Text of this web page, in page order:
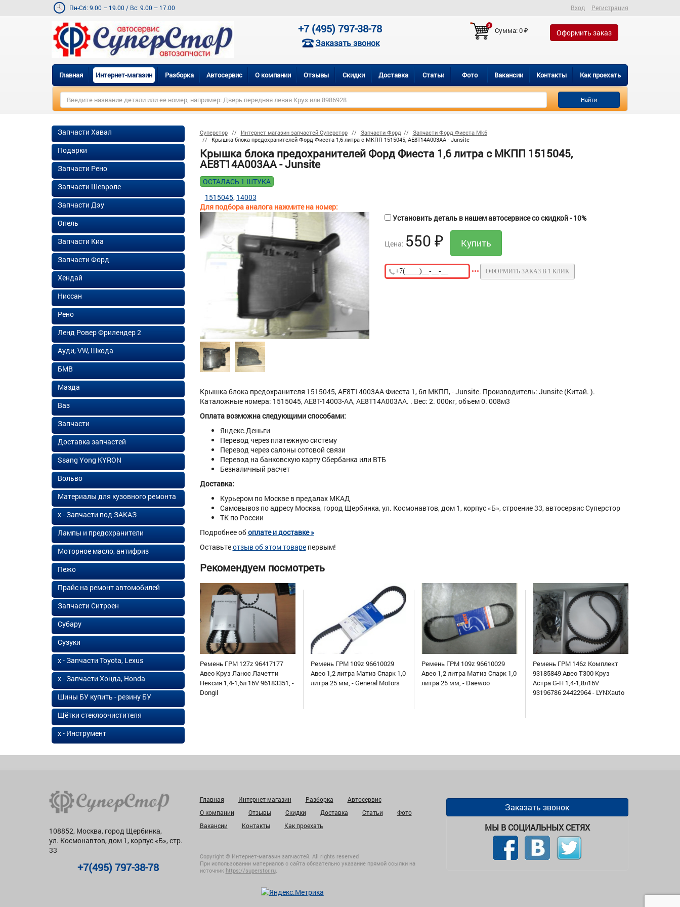
Пн-Сб: 9.00 – 19.00 / Вс: 9.00 – 17.00 Вход Регистрация
+7 (495) 797-38-78
Заказать звонок
0
Сумма:0₽ Оформить заказ
Главная Интернет-магазин Разборка Автосервис О компании Отзывы Скидки Доставка Статьи Фото Вакансии Контакты Как проехать
Найти
Суперстор Интернет магазин запчастей Суперстор Запчасти Форд
Запчасти Форд Фиеста Mk6
Крышка блока предохранителей Форд Фиеста 1,6 литра с МКПП 1515045, AE8T14A003AA - Junsite
Крышка блока предохранителей Форд Фиеста 1,6 литра с МКПП 1515045,
AE8T14A003AA - Junsite
ОСТАЛАСЬ 1 ШТУКА
Для подбора аналога нажмите на номер:
1515045 14003
Установить деталь в нашем автосервисе со скидкой - 10%
Цена: 550₽
ОФОРМИТЬ ЗАКАЗ В 1 КЛИК
Крышка блока предохранителя 1515045, AE8T14003AA Фиеста 1, 6л МКПП, - Junsite. Производитель: Junsite (Китай. ).
Каталожные номера: 1515045, AE8T-14003-AA, AE8T14A003AA. . Вес: 2. 000кг, объем 0. 008м3
Оплата возможна следующими способами:
Яндекс.Деньги
Перевод через платежную систему
Перевод через салоны сотовой связи
Перевод на банковскую карту Сбербанка или ВТБ
Безналичный расчет
Доставка:
Курьером по Москве в предалах МКАД
Самовывоз по адресу Москва, город Щербинка, ул. Космонавтов, дом 1, корпус «Б», строение 33, автосервис Суперстор
ТК по России
Подробнее обоплате и доставке »
Оставьтеотзыв об этом товарепервым!
Рекомендуем посмотреть
Ремень ГРМ 127z 96417177
Авео Круз Ланос Лачетти
Нексия 1,4-1,6л 16V 96183351, -
Dongil
Ремень ГРМ 109z 96610029
Авео 1,2 литра Матиз Спарк 1,0
литра 25 мм, - General Motors
Ремень ГРМ 109z 96610029
Авео 1,2 литра Матиз Спарк 1,0
литра 25 мм, - Daewoo
Ремень ГРМ 146z Комплект
93185849 Авео Т300 Круз
Астра G-H 1,4-1,8л16V
93196786 24422964 - LYNXauto
Запчасти Хавал
Подарки
Запчасти Рено
Запчасти Шевроле
Запчасти Дэу
Опель
Запчасти Киа
Запчасти Форд
Хендай
Ниссан
Рено
Ленд Ровер Фрилендер 2
Ауди, VW, Шкода
БМВ
Мазда
Ваз
Запчасти
Доставка запчастей
Ssang Yong KYRON
Вольво
Материалы для кузовного ремонта
х - Запчасти под ЗАКАЗ
Лампы и предохранители
Моторное масло, антифриз
Пежо
Прайс на ремонт автомобилей
Запчасти Ситроен
Субару
Сузуки
х - Запчасти Toyota, Lexus
х - Запчасти Хонда, Honda
Шины БУ купить - резину БУ
Щётки стеклоочистителя
х - Инструмент
108852, Москва, город Щербинка,
ул. Космонавтов, дом 1, корпус «Б», стр.
33
+7(495) 797-38-78
Главная Интернет-магазин Разборка
Автосервис
О компании
Отзывы Скидки Доставка Статьи
Фото
Вакансии
Контакты Как проехать
Copyright © Интернет-магазин запчастей. All rights reserved
При использовании материалов с сайта обязательно указание прямой ссылки на
источник https://superstor.ru.
Заказать звонок
МЫ В СОЦИАЛЬНЫХ СЕТЯХ